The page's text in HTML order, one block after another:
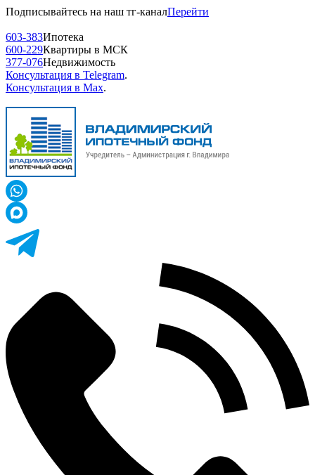
Подписывайтесь на наш тг-каналПерейти
603-383Ипотека
600-229Квартиры в МСК
377-076Недвижимость
Консультация в Telegram.
Консультация в Max.